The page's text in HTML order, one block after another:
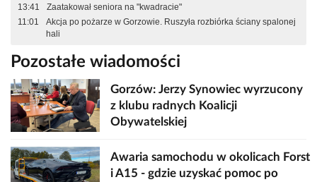
13:41
Zaatakował seniora na "kwadracie"
11:01
Akcja po pożarze w Gorzowie. Ruszyła rozbiórka ściany spalonej
hali
Pozostałe wiadomości
Gorzów: Jerzy Synowiec wyrzucony
z klubu radnych Koalicji
Obywatelskiej
Awaria samochodu w okolicach Forst
i A15 - gdzie uzyskać pomoc po